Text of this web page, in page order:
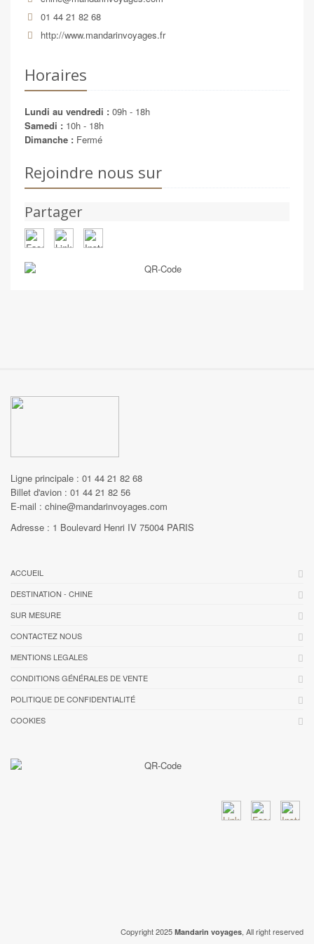
01 44 21 82 68
http://www.mandarinvoyages.fr
Horaires
Lundi au vendredi : 09h - 18h
Samedi : 10h - 18h
Dimanche : Fermé
Rejoindre nous sur
Partager
Ligne principale : 01 44 21 82 68
Billet d'avion : 01 44 21 82 56
E-mail : chine@mandarinvoyages.com
Adresse : 1 Boulevard Henri IV 75004 PARIS
ACCUEIL
DESTINATION - CHINE
SUR MESURE
CONTACTEZ NOUS
MENTIONS LEGALES
CONDITIONS GÉNÉRALES DE VENTE
POLITIQUE DE CONFIDENTIALITÉ
COOKIES
Copyright 2025 Mandarin voyages , All right reserved